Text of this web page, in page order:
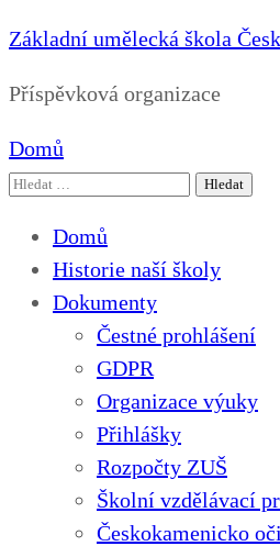
Základní umělecká škola
Příspěvková organizace
Domů
Vyhledávání
Domů
Historie naší školy
Dokumenty
Čestné prohlášení
GDPR
Organizace výuky
Přihlášky
Rozpočty ZUŠ
Školní vzdělávací
Českokamenicko